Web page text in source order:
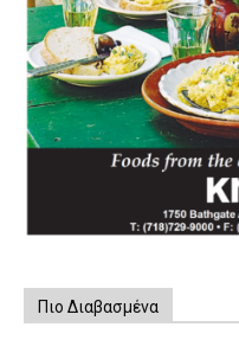
Πιο Διαβασμένα